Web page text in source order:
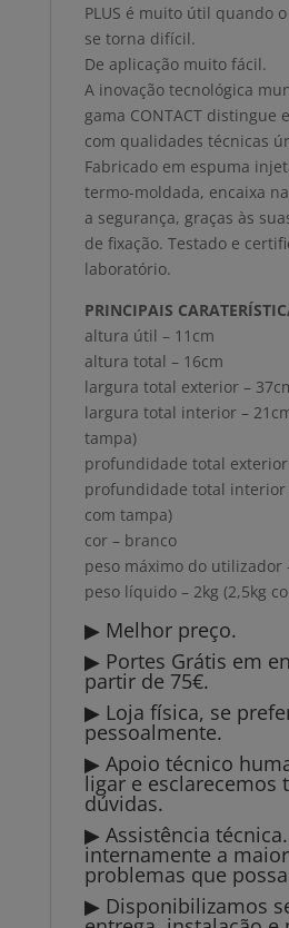
PLUS é muito útil quando
se torna difícil.
De aplicação muito fácil.
A inovação tecnológica
gama CONTACT distingue
com qualidades técnicas
Fabricado em espuma
termo-moldada, encaixa
a segurança, graças às
de fixação. Testado e
laboratório.
PRINCIPAIS
altura útil – 11cm
altura total – 16cm
largura total exterior –
largura total interior –
tampa)
profundidade total exterior
profundidade total interior
com tampa)
cor – branco
peso máximo do utilizador
peso líquido – 2kg (2,5kg
▶ Melhor preço.
▶ Portes Grátis em
partir de 75€.
▶ Loja física, se
pessoalmente.
▶ Apoio técnico
ligar e esclarecemos
dúvidas.
▶ Assistência
internamente a
problemas que
▶ Disponibilizamos